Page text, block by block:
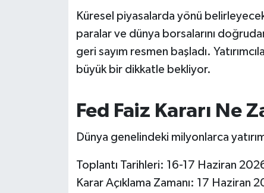
Küresel piyasalarda yönü
paralar ve dünya borsalarını
geri sayım resmen başladı.
büyük bir dikkatle bekliyor.
Fed Faiz Kararı Ne
Dünya genelindeki milyonlarca
Toplantı Tarihleri: 16-17 Haziran
Karar Açıklama Zamanı: 17 Haziran
OTOMOTİV
Resmi İlanlar